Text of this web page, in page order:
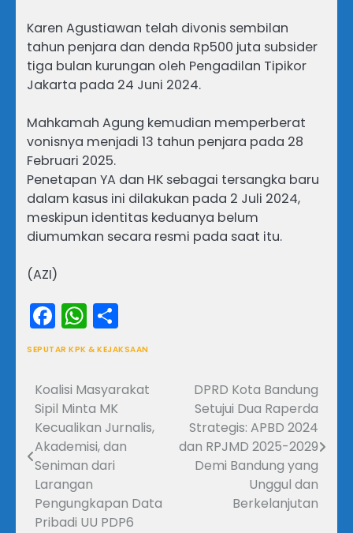
Karen Agustiawan telah divonis sembilan
tahun penjara dan denda Rp500 juta subsider
tiga bulan kurungan oleh Pengadilan Tipikor
Jakarta pada 24 Juni 2024.
Mahkamah Agung kemudian memperberat
vonisnya menjadi 13 tahun penjara pada 28
Februari 2025.
Penetapan YA dan HK sebagai tersangka baru
dalam kasus ini dilakukan pada 2 Juli 2024,
meskipun identitas keduanya belum
diumumkan secara resmi pada saat itu.
(AZI)
Facebook
WhatsApp
SEPUTAR KPK & KEJAKSAAN
Navigasi
pos
Koalisi Masyarakat
Sipil Minta MK
Kecualikan Jurnalis,
Akademisi, dan
Seniman dari
Larangan
Pengungkapan Data
Pribadi UU PDP6
DPRD Kota Bandung
Setujui Dua Raperda
Strategis: APBD 2024
dan RPJMD 2025-2029
Demi Bandung yang
Unggul dan
Berkelanjutan